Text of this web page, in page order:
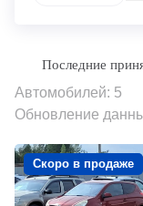
Автомобилей: 5
Обновление
Скоро в продаже